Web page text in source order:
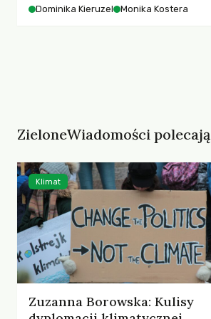
współczesnego miasta.
Dominika Kieruzel Monika Kostera
ZieloneWiadomości polecają
Zuzanna Borowska: Kulisy
Klimat